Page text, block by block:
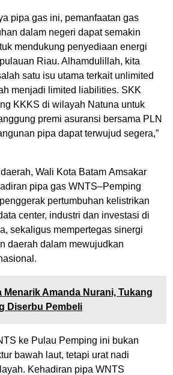
pipa gas ini, pemanfaatan gas
dalam negeri dapat semakin
mendukung penyediaan energi
Riau. Alhamdulillah, kita
satu isu utama terkait unlimited
menjadi limited liabilities. SKK
KKKS di wilayah Natuna untuk
premi asuransi bersama PLN
pipa dapat terwujud segera,”
Wali Kota Batam Amsakar
pipa gas WNTS–Pemping
pertumbuhan kelistrikan
center, industri dan investasi di
sekaligus mempertegas sinergi
daerah dalam mewujudkan
Menarik Amanda Nurani, Tukang
Diserbu Pembeli
ke Pulau Pemping ini bukan
bawah laut, tetapi urat nadi
Kehadiran pipa WNTS